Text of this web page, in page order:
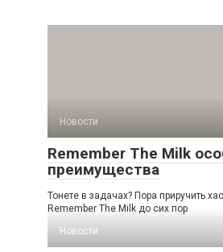
Новости
Remember The Milk
преимущества
Тонете в задачах? Пора приручить
Remember The Milk до сих пор
Новости